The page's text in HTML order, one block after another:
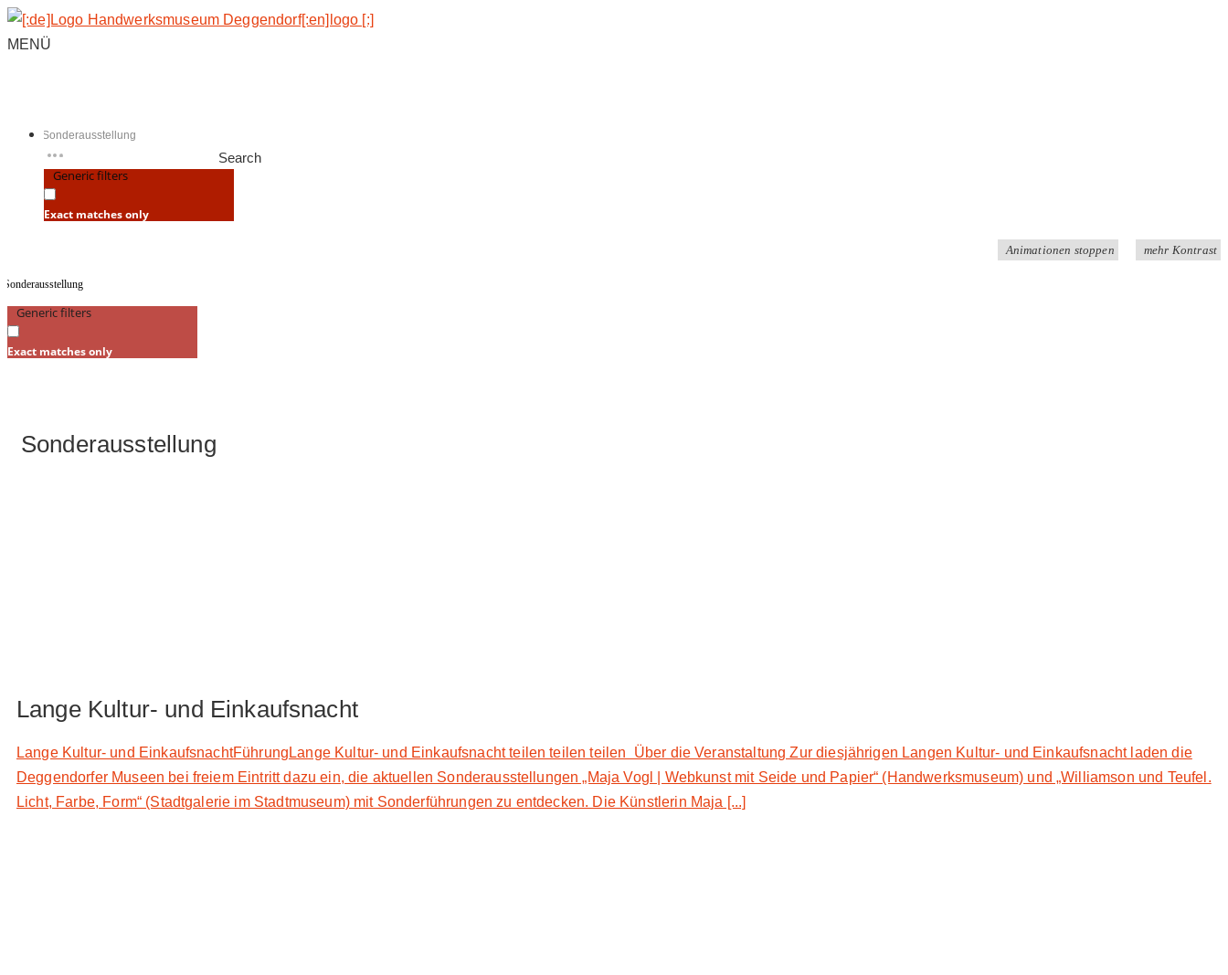
MENÜ
Search
Generic filters
Exact matches only
Animationen stoppen mehr Kontrast
Generic filters
Exact matches only
Sonderausstellung
Lange Kultur- und Einkaufsnacht
Lange Kultur- und EinkaufsnachtFührungLange Kultur- und Einkaufsnacht teilen teilen teilen Über die Veranstaltung Zur diesjährigen Langen Kultur- und Einkaufsnacht laden die
Deggendorfer Museen bei freiem Eintritt dazu ein, die aktuellen Sonderausstellungen „Maja Vogl | Webkunst mit Seide und Papier“ (Handwerksmuseum) und „Williamson und Teufel.
Licht, Farbe, Form“ (Stadtgalerie im Stadtmuseum) mit Sonderführungen zu entdecken. Die Künstlerin Maja [...]